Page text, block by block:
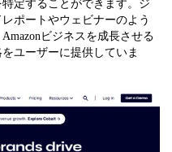
定することができます。ジ
ポートやウェビナーのよう
ビジネスを成長させる
ユーザーに提供していま